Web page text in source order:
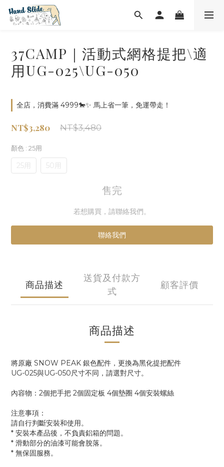
37CAMP｜活動式網格提把\適
用UG-025\UG-050
全店，消費滿 4999🐎✨ 馬上省一筆，免運帶走！
NT$3,480
NT$3,280
顏色 : 25用
25用 50用
售完
若想購買，請聯絡我們。
聯絡我們
商品描述
送貨及付款方
式
顧客評價
商品描述
將原廠 SNOW PEAK 銀色配件，更換為黑化提把配件
UG-025與UG-050尺寸不同，請選對尺寸。
內容物：2個把手把 2個固定板 4個墊圈 4個安裝螺絲
注意事項：
請自行判斷安裝和使用。
* 安裝本產品後，不負責鋁箱的問題。
* 滑動部分的油漆可能會脫落。
* 無保固服務。